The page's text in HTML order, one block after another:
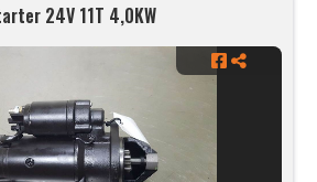
24V 11T 4,0KW